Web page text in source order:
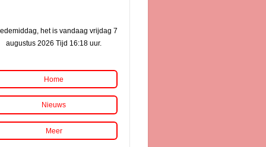
het is vandaag vrijdag 7
augustus 2026 Tijd 16:18 uur.
Home
Nieuws
Meer